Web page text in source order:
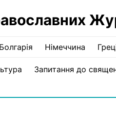
Болгарія Німеччина
Запитання до